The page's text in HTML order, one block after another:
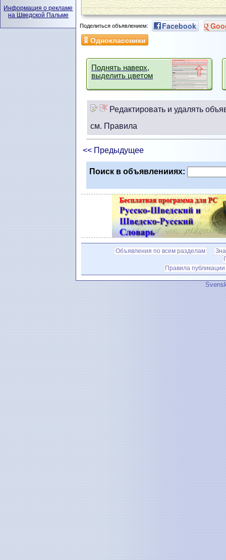
Поделиться объявлением: Facebook
Одноклассники
Поднять наверх,
выделить цветом
Редактировать и удалять
см. Правила
<< Предыдущее
Поиск в объявленииях:
Объявления по всем разделам
Правила публикации
Информация о рекламе
на Шведской Пальме